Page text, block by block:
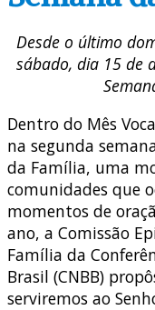
Desde o último
sábado, dia 15 de
Dentro do Mês
na segunda
da Família, uma
comunidades que
momentos de
ano, a Comissão
Família da
Brasil (CNBB)
serviremos ao